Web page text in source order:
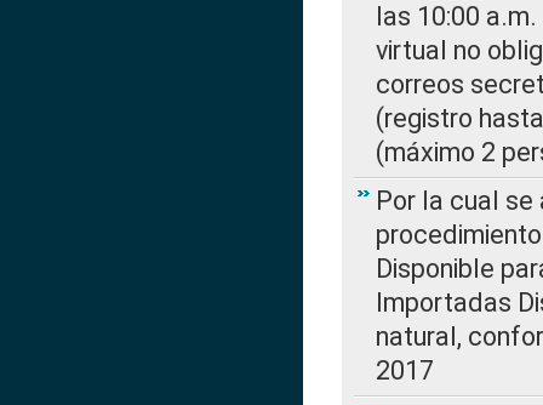
las 10:00
virtual no
correos
(registro
(máximo 2
Por la cual
Disponible
Importadas
natural,
2017